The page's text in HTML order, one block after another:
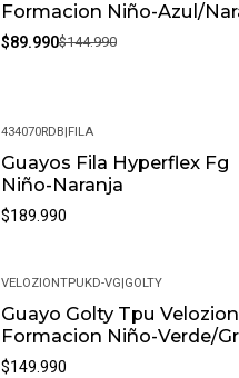
Formacion Niño-Azul/
$89.990$144.990
434070RDB|FILA
Guayos Fila Hyperflex Fg
Niño-Naranja
$189.990
VELOZIONTPUKD-VG|GOLTY
Guayo Golty Tpu Velozion
Formacion Niño-Verde/
$149.990